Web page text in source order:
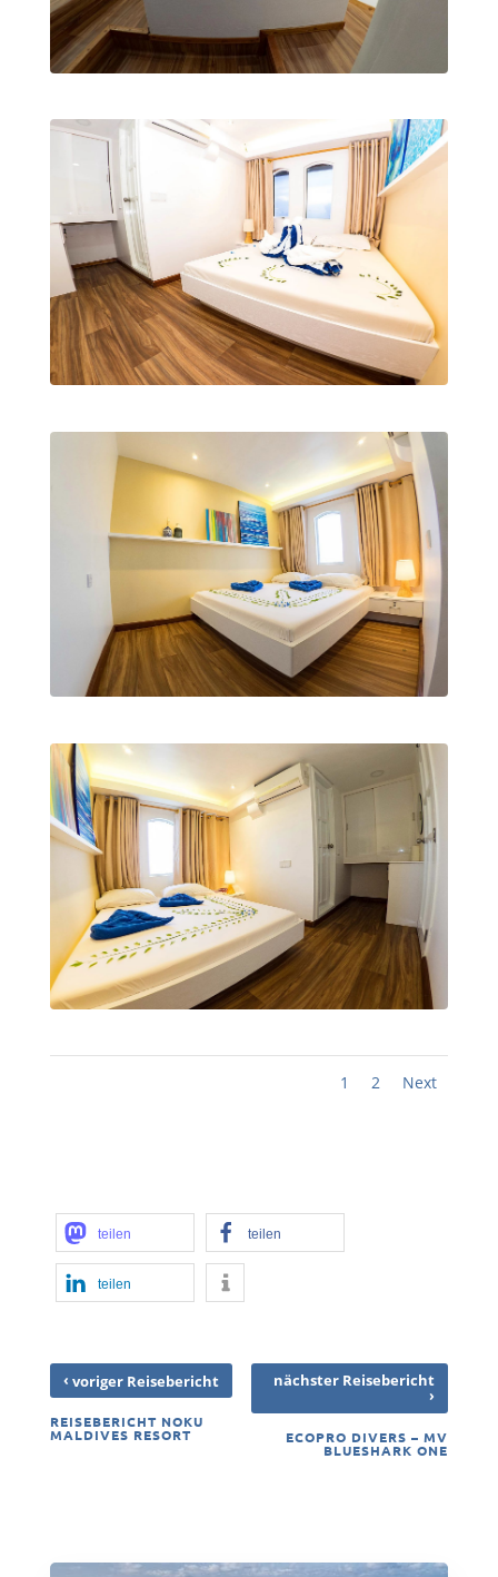
1 2 Next
teilen teilen
teilen
‹ voriger Reisebericht
REISEBERICHT NOKU
MALDIVES RESORT
nächster Reisebericht
›
ECOPRO DIVERS – MV
BLUESHARK ONE